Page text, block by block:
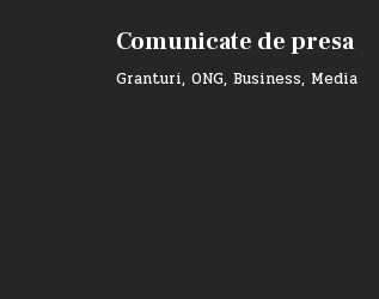
Comunicate de presa
Granturi, ONG, Business, Media